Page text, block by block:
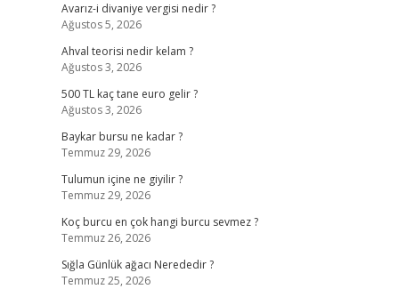
Avarız-i divaniye vergisi nedir ?
Ağustos 5, 2026
Ahval teorisi nedir kelam ?
Ağustos 3, 2026
500 TL kaç tane euro gelir ?
Ağustos 3, 2026
Baykar bursu ne kadar ?
Temmuz 29, 2026
Tulumun içine ne giyilir ?
Temmuz 29, 2026
Koç burcu en çok hangi burcu sevmez ?
Temmuz 26, 2026
Sığla Günlük ağacı Nerededir ?
Temmuz 25, 2026